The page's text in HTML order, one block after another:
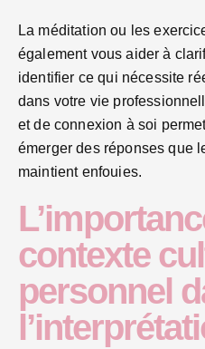
La méditation ou les
également vous aider à
identifier ce qui nécessite
dans votre vie
et de connexion à soi
émerger des réponses que
maintient enfouies.
contexte
personnel